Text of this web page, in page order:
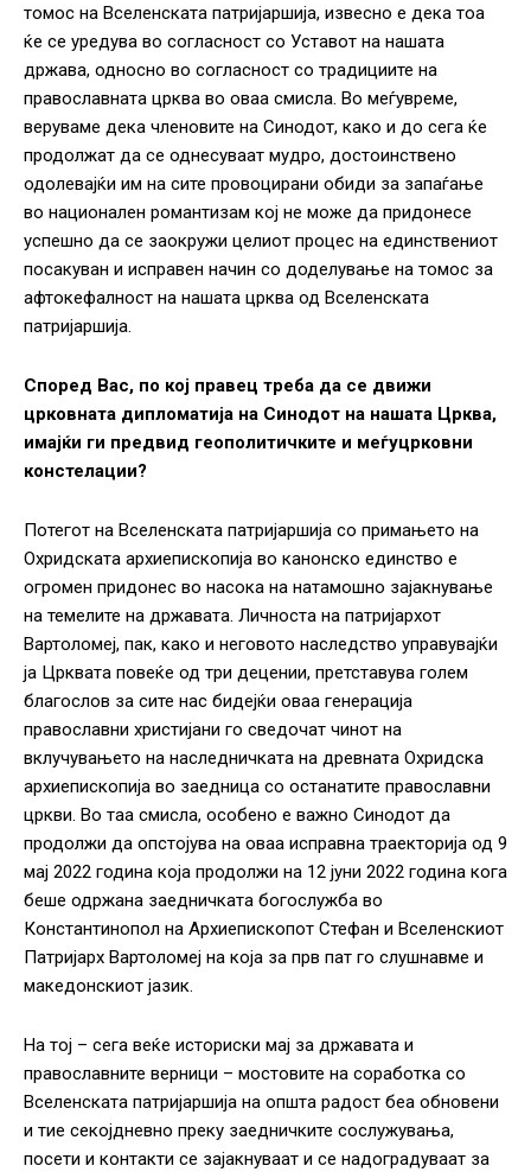
томос на Вселенската патријаршија, извесно е дека тоа
ќе се уредува во согласност со Уставот на нашата
држава, односно во согласност со традициите на
православната црква во оваа смисла. Во меѓувреме,
веруваме дека членовите на Синодот, како и до сега ќе
продолжат да се однесуваат мудро, достоинствено
одолевајќи им на сите провоцирани обиди за запаѓање
во национален романтизам кој не може да придонесе
успешно да се заокружи целиот процес на единствениот
посакуван и исправен начин со доделување на томос за
афтокефалност на нашата црква од Вселенската
патријаршија.
Според Вас, по кој правец треба да се движи
црковната дипломатија на Синодот на нашата Црква,
имајќи ги предвид геополитичките и меѓуцрковни
констелации?
Потегот на Вселенската патријаршија со примањето на
Охридската архиепископија во канонско единство е
огромен придонес во насока на натамошно зајакнување
на темелите на државата. Личноста на патријархот
Вартоломеј, пак, како и неговото наследство управувајќи
ја Црквата повеќе од три децении, претставува голем
благослов за сите нас бидејќи оваа генерација
православни христијани го сведочат чинот на
вклучувањето на наследничката на древната Охридска
архиепископија во заедница со останатите православни
цркви. Во таа смисла, особено е важно Синодот да
продолжи да опстојува на оваа исправна траекторија од 9
мај 2022 година која продолжи на 12 јуни 2022 година кога
беше одржана заедничката богослужба во
Константинопол на Архиепископот Стефан и Вселенскиот
Патријарх Вартоломеј на која за прв пат го слушнавме и
македонскиот јазик.
На тој – сега веќе историски мај за државата и
православните верници – мостовите на соработка со
Вселенската патријаршија на општа радост беа обновени
и тие секојдневно преку заедничките сослужувања,
посети и контакти се зајакнуваат и се надоградуваат за